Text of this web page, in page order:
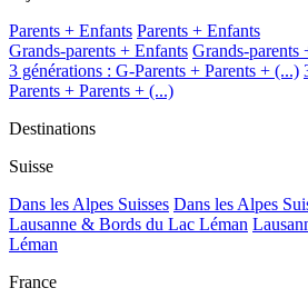
Parents + Enfants Parents + Enfants
Grands-parents + Enfants Grands-parents
3 générations : G-Parents + Parents + (...)
Parents + Parents + (...)
Destinations
Suisse
Dans les Alpes Suisses Dans les Alpes
Lausanne & Bords du Lac Léman
Léman
France